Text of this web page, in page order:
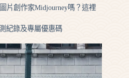
片創作家Midjourney嗎？這裡
紀錄及專屬優惠碼